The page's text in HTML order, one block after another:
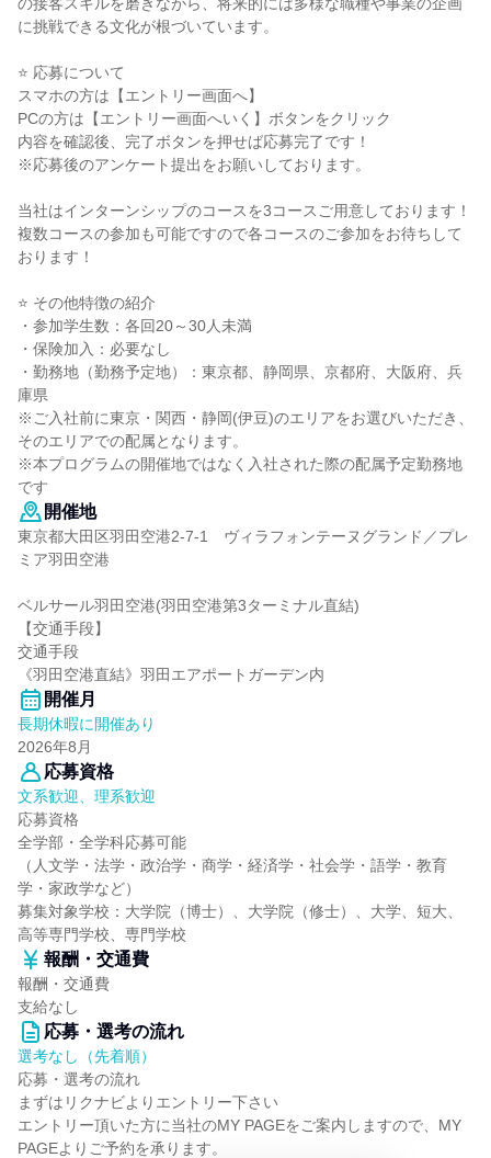
に挑戦できる文化が根づいています。
⭐️ 応募について
スマホの方は【エントリー画面へ】
PCの方は【エントリー画面へいく】ボタンをクリック
内容を確認後、完了ボタンを押せば応募完了です！
※応募後のアンケート提出をお願いしております。
当社はインターンシップのコースを3コースご用意しております！
複数コースの参加も可能ですので各コースのご参加をお待ちして
おります！
⭐️ その他特徴の紹介
・参加学生数：各回20～30人未満
・保険加入：必要なし
・勤務地（勤務予定地）：東京都、静岡県、京都府、大阪府、兵
庫県
※ご入社前に東京・関西・静岡(伊豆)のエリアをお選びいただき、
そのエリアでの配属となります。
※本プログラムの開催地ではなく入社された際の配属予定勤務地
です
開催地
東京都大田区羽田空港2-7-1 ヴィラフォンテーヌグランド／プレ
ミア羽田空港
ベルサール羽田空港(羽田空港第3ターミナル直結)
【交通手段】
交通手段
《羽田空港直結》羽田エアポートガーデン内
開催月
長期休暇に開催あり
2026年8月
応募資格
文系歓迎、理系歓迎
応募資格
全学部・全学科応募可能
（人文学・法学・政治学・商学・経済学・社会学・語学・教育
学・家政学など）
募集対象学校：大学院（博士）、大学院（修士）、大学、短大、
高等専門学校、専門学校
報酬・交通費
報酬・交通費
支給なし
応募・選考の流れ
選考なし（先着順）
応募・選考の流れ
まずはリクナビよりエントリー下さい
エントリー頂いた方に当社のMY PAGEをご案内しますので、MY
PAGEよりご予約を承ります。